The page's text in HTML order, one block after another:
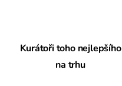
Kurátoři toho nejlepšího
na trhu